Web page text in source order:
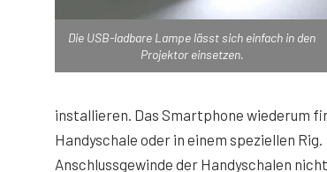
Die USB-ladbare Lampe lässt sich einfach in den
Projektor einsetzen.
installieren. Das Smartphone wiederum
Handyschale oder in einem speziellen
Anschlussgewinde der Handyschalen